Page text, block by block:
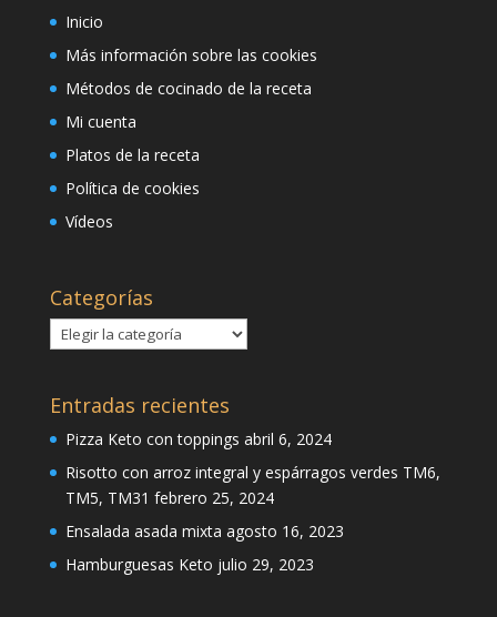
Inicio
Más información sobre las cookies
Métodos de cocinado de la receta
Mi cuenta
Platos de la receta
Política de cookies
Vídeos
Categorías
Categorías
Entradas recientes
Pizza Keto con toppings abril 6, 2024
Risotto con arroz integral y espárragos verdes TM6,
TM5, TM31 febrero 25, 2024
Ensalada asada mixta agosto 16, 2023
Hamburguesas Keto julio 29, 2023